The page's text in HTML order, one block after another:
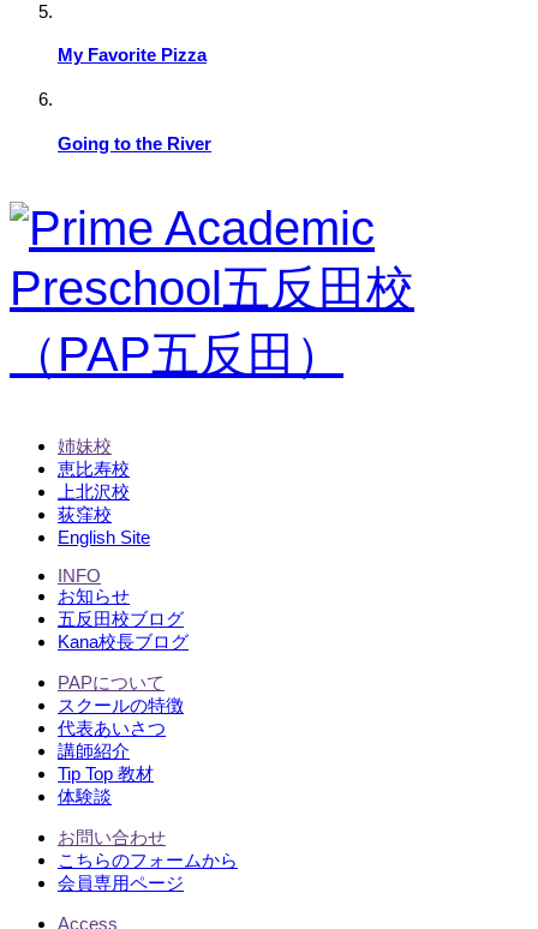
My Favorite Pizza
Going to the River
姉妹校
恵比寿校
上北沢校
荻窪校
English Site
INFO
お知らせ
五反田校ブログ
Kana校長ブログ
PAPについて
スクールの特徴
代表あいさつ
講師紹介
Tip Top 教材
体験談
お問い合わせ
こちらのフォームから
会員専用ページ
Access